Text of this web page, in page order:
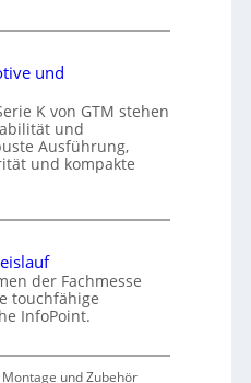
und
K von GTM stehen
und
Ausführung,
und kompakte
der Fachmesse
touchfähige
InfoPoint.
und Zubehör